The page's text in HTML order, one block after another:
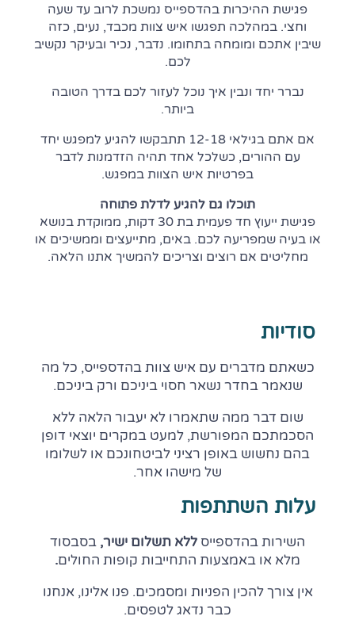
פגישת ההיכרות בהדספייס נמשכת לרוב עד שעה
וחצי. במהלכה תפגשו איש צוות מכבד, נעים, כזה
שיבין אתכם ומומחה בתחומו. נדבר, נכיר ובעיקר נקשיב
לכם.
נברר יחד ונבין איך נוכל לעזור לכם בדרך הטובה
ביותר.
אם אתם בגילאי 12-18 תתבקשו להגיע למפגש יחד
עם ההורים, כשלכל אחד תהיה הזדמנות לדבר
בפרטיות איש הצוות במפגש.
תוכלו גם להגיע לדלת פתוחה
פגישת ייעוץ חד פעמית בת 30 דקות, ממוקדת בנושא
או בעיה שמפריעה לכם. באים, מתייעצים וממשיכים או
מחליטים אם רוצים וצריכים להמשיך אתנו הלאה.
עלות השתתפות
השירות בהדספייס ללא תשלום ישיר, בסבסוד
מלא או באמצעות התחייבות קופות החולים.
אין צורך להכין הפניות ומסמכים. פנו אלינו, אנחנו
כבר נדאג לטפסים.
סודיות
כשאתם מדברים עם איש צוות בהדספייס, כל מה
שנאמר בחדר נשאר חסוי ביניכם ורק ביניכם.
שום דבר ממה שתאמרו לא יעבור הלאה ללא
הסכמתכם המפורשת, למעט במקרים יוצאי דופן
בהם נחשוש באופן רציני לביטחונכם או לשלומו
של מישהו אחר.